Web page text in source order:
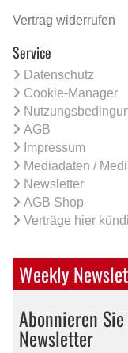
Vertrag widerrufen
Service
Datenschutz
Cookie-Manager
AGB
Impressum
Mediadaten /
Newsletter
AGB Shop
Verträge hier
Weekly
Abonnieren
Newsletter